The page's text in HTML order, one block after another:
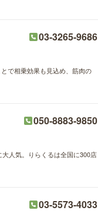
03-3265-9686
で相乗効果も見込め、筋肉の
050-8883-9850
人気。りらくるは全国に300店
03-5573-4033